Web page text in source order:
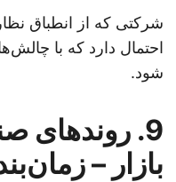
شرکتی که از انطباق
احتمال دارد که با
شود.
9. روندهای
بازار –